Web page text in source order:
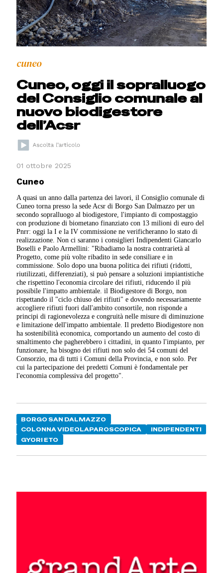
cuneo
Cuneo, oggi il sopralluogo
del Consiglio comunale al
nuovo biodigestore
dell’Acsr
01 ottobre 2025
Cuneo
A quasi un anno dalla partenza dei lavori, il Consiglio comunale di
Cuneo torna presso la sede Acsr di Borgo San Dalmazzo per un
secondo sopralluogo al biodigestore, l'impianto di compostaggio
con produzione di biometano finanziato con 13 milioni di euro del
Pnrr: oggi la I e la IV commissione ne verificheranno lo stato di
realizzazione. Non ci saranno i consiglieri Indipendenti Giancarlo
Boselli e Paolo Armellini: "Ribadiamo la nostra contrarietà al
Progetto, come più volte ribadito in sede consiliare e in
commissione. Solo dopo una buona politica dei rifiuti (ridotti,
riutilizzati, differenziati), si può pensare a soluzioni impiantistiche
che rispettino l'economia circolare dei rifiuti, riducendo il più
possibile l'impatto ambientale. il Biodigestore di Borgo, non
rispettando il "ciclo chiuso dei rifiuti" e dovendo necessariamente
accogliere rifiuti fuori dall'ambito consortile, non risponde a
principi di ragionevolezza e congruità nelle misure di diminuzione
e limitazione dell'impatto ambientale. Il predetto Biodigestore non
ha sostenibilità economica, comportando un aumento del costo di
smaltimento che pagherebbero i cittadini, in quanto l'impianto, per
funzionare, ha bisogno dei rifiuti non solo dei 54 comuni del
Consorzio, ma di tutti i Comuni della Provincia, e non solo. Per
cui la partecipazione dei predetti Comuni è fondamentale per
l'economia complessiva del progetto".
BORGO SAN DALMAZZO
COLONNA VIDEOLAPAROSCOPICA
INDIPENDENTI
GYORI ETO